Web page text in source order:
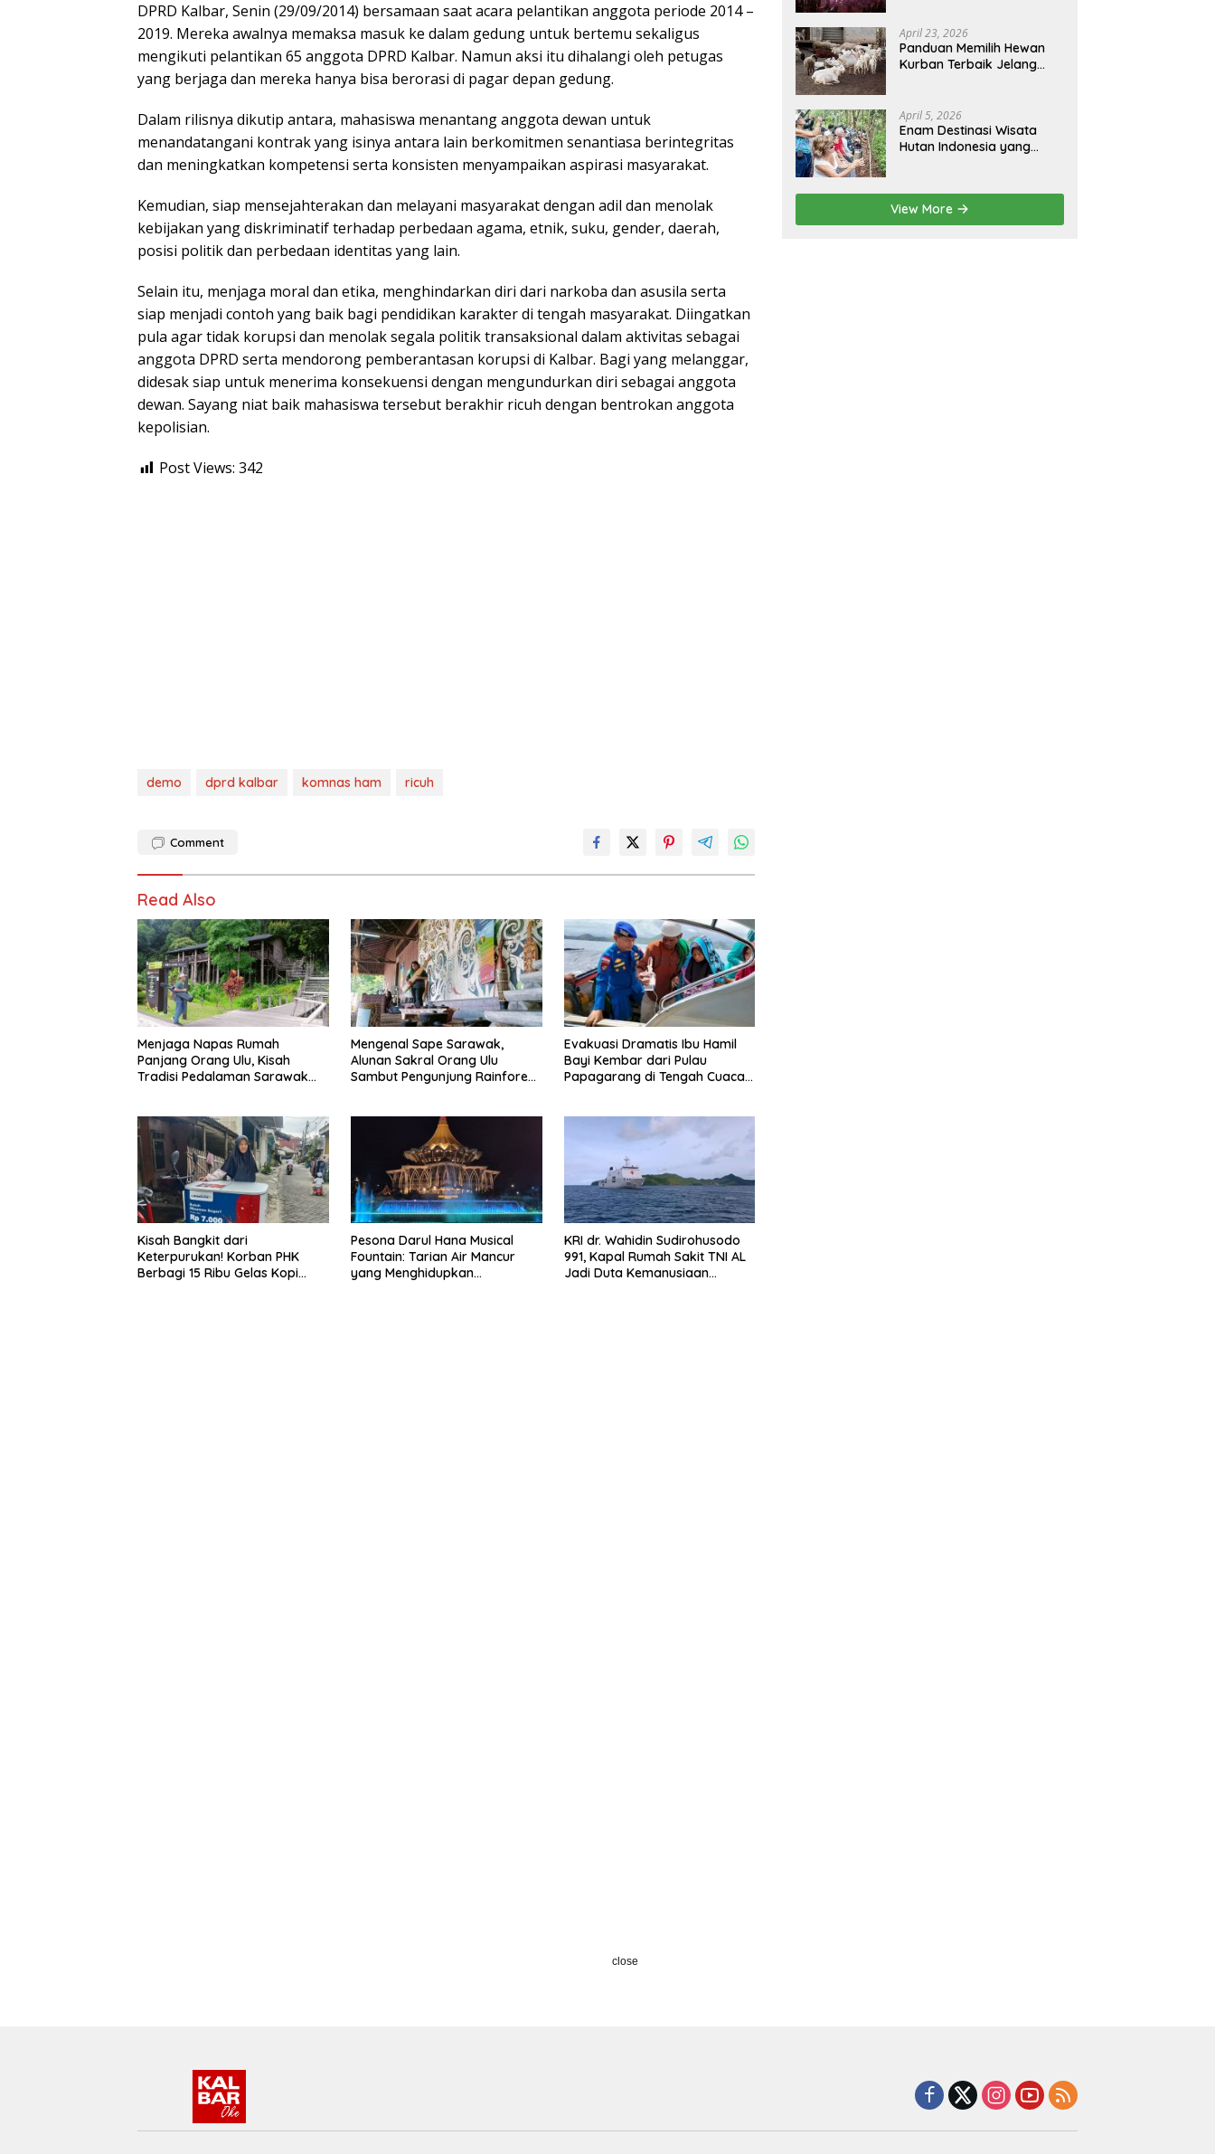
DPRD Kalbar, Senin (29/09/2014) bersamaan saat acara pelantikan anggota periode 2014 –
2019. Mereka awalnya memaksa masuk ke dalam gedung untuk bertemu sekaligus
mengikuti pelantikan 65 anggota DPRD Kalbar. Namun aksi itu dihalangi oleh petugas
yang berjaga dan mereka hanya bisa berorasi di pagar depan gedung.
Dalam rilisnya dikutip antara, mahasiswa menantang anggota dewan untuk
menandatangani kontrak yang isinya antara lain berkomitmen senantiasa berintegritas
dan meningkatkan kompetensi serta konsisten menyampaikan aspirasi masyarakat.
Kemudian, siap mensejahterakan dan melayani masyarakat dengan adil dan menolak
kebijakan yang diskriminatif terhadap perbedaan agama, etnik, suku, gender, daerah,
posisi politik dan perbedaan identitas yang lain.
Selain itu, menjaga moral dan etika, menghindarkan diri dari narkoba dan asusila serta
siap menjadi contoh yang baik bagi pendidikan karakter di tengah masyarakat. Diingatkan
pula agar tidak korupsi dan menolak segala politik transaksional dalam aktivitas sebagai
anggota DPRD serta mendorong pemberantasan korupsi di Kalbar. Bagi yang melanggar,
didesak siap untuk menerima konsekuensi dengan mengundurkan diri sebagai anggota
dewan. Sayang niat baik mahasiswa tersebut berakhir ricuh dengan bentrokan anggota
kepolisian.
Post Views: 342
demo dprd kalbar komnas ham ricuh
Comment
Read Also
Menjaga Napas Rumah
Panjang Orang Ulu, Kisah
Tradisi Pedalaman Sarawak
Mengenal Sape Sarawak,
Alunan Sakral Orang Ulu
Sambut Pengunjung Rainforest
Evakuasi Dramatis Ibu Hamil
Bayi Kembar dari Pulau
Papagarang di Tengah Cuaca
Kisah Bangkit dari
Keterpurukan! Korban PHK
Berbagi 15 Ribu Gelas Kopi
Pesona Darul Hana Musical
Fountain: Tarian Air Mancur
yang Menghidupkan
KRI dr. Wahidin Sudirohusodo
991, Kapal Rumah Sakit TNI AL
Jadi Duta Kemanusiaan
Budaya Borneo
April 23, 2026
Panduan Memilih Hewan
Kurban Terbaik Jelang
April 5, 2026
Enam Destinasi Wisata
Hutan Indonesia yang
View More
close